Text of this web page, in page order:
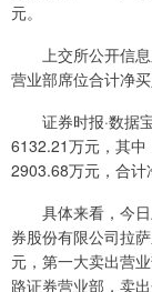
元。
上交所公开信息
营业部席位合计净
证券时报·数据宝
6132.21万元，其
2903.68万元，合计
具体来看，今日
券股份有限公司拉
元，第一大卖出营
路证券营业部，卖